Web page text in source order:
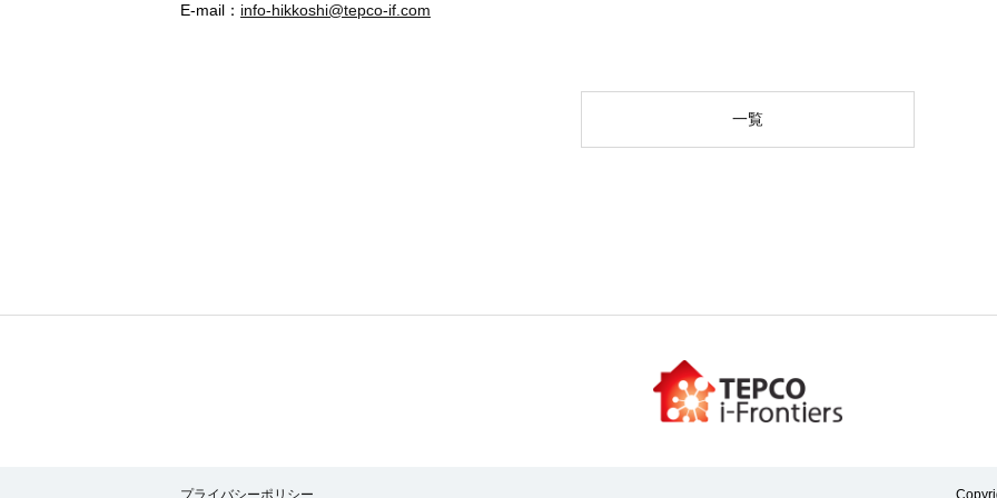
E-mail： info-hikkoshi@tepco-if.com
一覧
プライバシーポリシー